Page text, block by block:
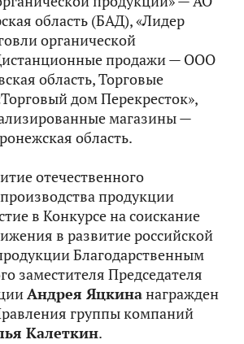
область (БАД), «Лидер
органической
продажи — ООО
область, Торговые
дом Перекресток»,
магазины —
область.
отечественного
продукции
в Конкурсе на соискание
в развитие российской
Благодарственным
заместителя Председателя
Андрея Яцкинанагражден
группы компаний
Калеткин.